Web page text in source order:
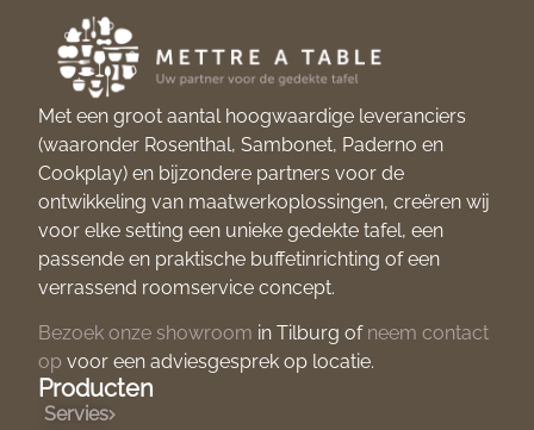
Met een groot aantal hoogwaardige leveranciers
(waaronder Rosenthal, Sambonet, Paderno en
Cookplay) en bijzondere partners voor de
ontwikkeling van maatwerkoplossingen, creëren wij
voor elke setting een unieke gedekte tafel, een
passende en praktische buffetinrichting of een
verrassend roomservice concept.
Bezoek onze showroom in Tilburg of neem contact
op voor een adviesgesprek op locatie.
Producten
Servies